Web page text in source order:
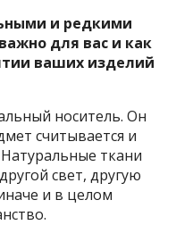
и редкими
для вас и как
ваших изделий
носитель. Он
считывается и
ткани
свет, другую
и в целом